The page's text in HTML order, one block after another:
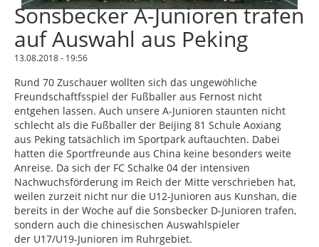
Sonsbecker A-Junioren trafen
auf Auswahl aus Peking
13.08.2018 - 19:56
Rund 70 Zuschauer wollten sich das ungewöhliche
Freundschaftfsspiel der Fußballer aus Fernost nicht
entgehen lassen. Auch unsere A-Junioren staunten nicht
schlecht als die Fußballer der Beijing 81 Schule Aoxiang
aus Peking tatsächlich im Sportpark auftauchten. Dabei
hatten die Sportfreunde aus China keine besonders weite
Anreise. Da sich der FC Schalke 04 der intensiven
Nachwuchsförderung im Reich der Mitte verschrieben hat,
weilen zurzeit nicht nur die U12-Junioren aus Kunshan, die
bereits in der Woche auf die Sonsbecker D-Junioren trafen,
sondern auch die chinesischen Auswahlspieler
der U17/U19-Junioren im Ruhrgebiet.